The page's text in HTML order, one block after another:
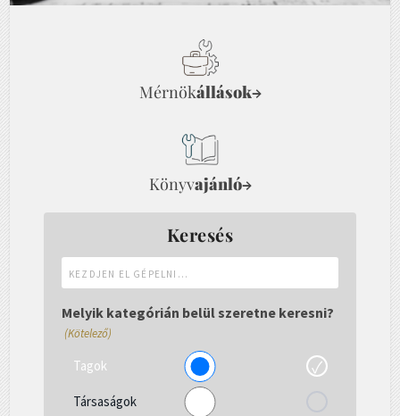
Mérnökállások→
Könyvajánló→
Keresés
el
gépelni...
Melyik kategórián belül szeretne keresni?
(Kötelező)
Tagok
Társaságok